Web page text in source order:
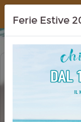
TROPPO
Ferie Estive